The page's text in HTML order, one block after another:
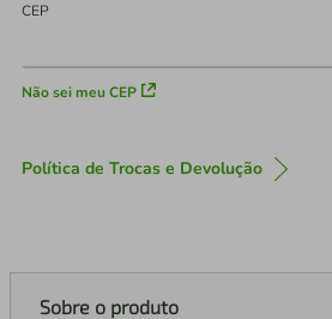
CEP
Não sei meu CEP
Política de Trocas e Devolução
Sobre o produto